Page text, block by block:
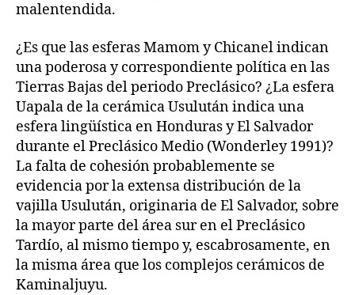
malentendida.
¿Es que las esferas Mamom y Chicanel indican
una poderosa y correspondiente política en las
Tierras Bajas del periodo Preclásico? ¿La esfera
Uapala de la cerámica Usulután indica una
esfera lingüística en Honduras y El Salvador
durante el Preclásico Medio (Wonderley 1991)?
La falta de cohesión probablemente se
evidencia por la extensa distribución de la
vajilla Usulután, originaria de El Salvador, sobre
la mayor parte del área sur en el Preclásico
Tardío, al mismo tiempo y, escabrosamente, en
la misma área que los complejos cerámicos de
Kaminaljuyu.